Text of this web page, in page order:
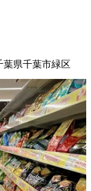
葉県千葉市緑区